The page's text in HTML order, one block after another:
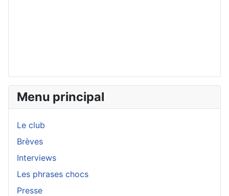
Menu principal
Le club
Brèves
Interviews
Les phrases chocs
Presse